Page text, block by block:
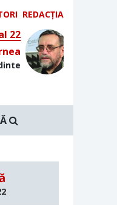
REDACȚIA
22